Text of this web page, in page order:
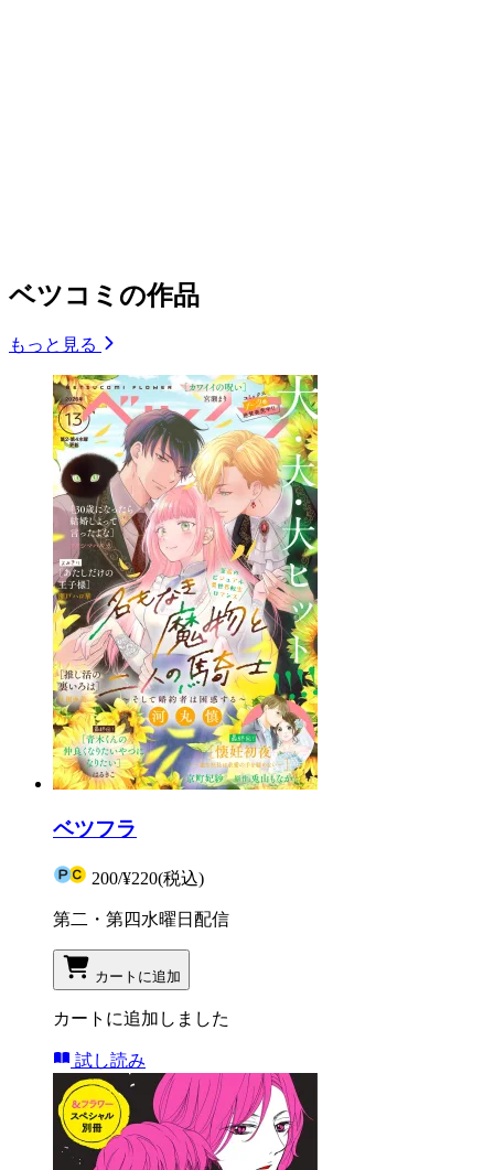
ベツコミの作品
もっと見る
ベツフラ
200/¥220(税込)
第二・第四水曜日配信
カートに追加
カートに追加しました
試し読み